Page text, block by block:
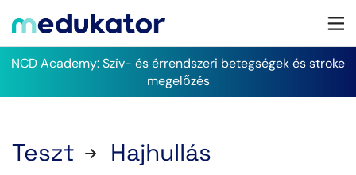
NCD Academy: Szív- és érrendszeri betegségek és stroke
megelőzés
Teszt Hajhullás